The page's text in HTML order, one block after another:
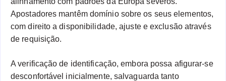
Apostadores mantêm domínio sobre os seus elementos,
com direito a disponibilidade, ajuste e exclusão através
de requisição.
A verificação de identificação, embora possa afigurar-se
desconfortável inicialmente, salvaguarda tanto